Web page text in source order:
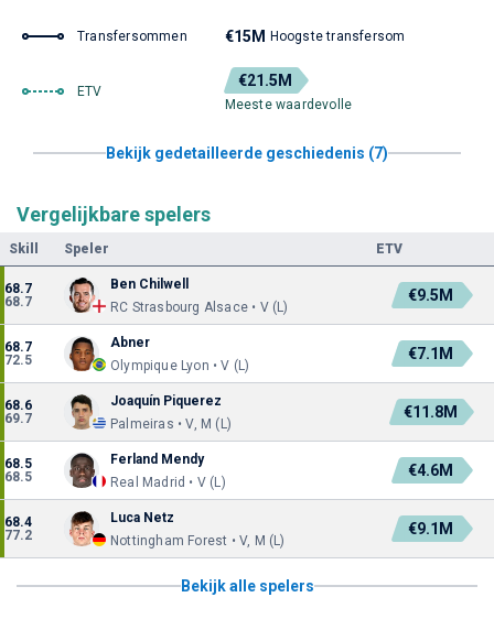
Transfersommen €15M Hoogste transfersom
ETV
€21.5M
Meeste waardevolle
Bekijk gedetailleerde geschiedenis (7)
Vergelijkbare spelers
Skill Speler ETV
68.7
68.7
Ben Chilwell
RC Strasbourg Alsace • V (L)
€9.5M
68.7
72.5
Abner
Olympique Lyon • V (L)
€7.1M
68.6
69.7
Joaquín Piquerez
Palmeiras • V, M (L)
€11.8M
68.5
68.5
Ferland Mendy
Real Madrid • V (L)
€4.6M
68.4
77.2
Luca Netz
Nottingham Forest • V, M (L)
€9.1M
Bekijk alle spelers